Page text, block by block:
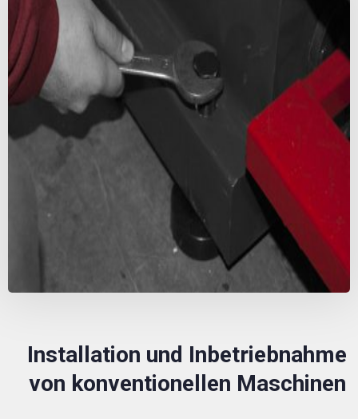
Installation und Inbetriebnahme
von konventionellen Maschinen